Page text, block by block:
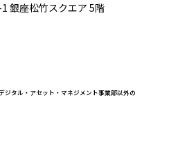
銀座松竹スクエア 5階
ジタル・アセット・マネジメント事業部以外の